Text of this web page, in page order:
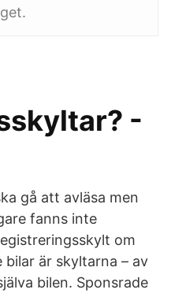
-
gå att avläsa men
fanns inte
om
är skyltarna – av
bilen. Sponsrade